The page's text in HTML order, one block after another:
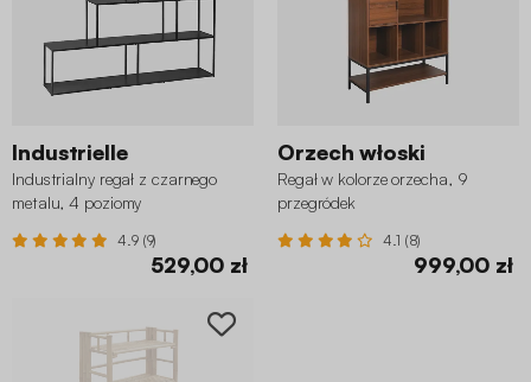
Industrielle
Industrialny regał z czarnego
metalu, 4 poziomy
4.9 (9)
529,00 zł
Orzech włoski
Regał w kolorze orzecha, 9
przegródek
4.1 (8)
999,00 zł